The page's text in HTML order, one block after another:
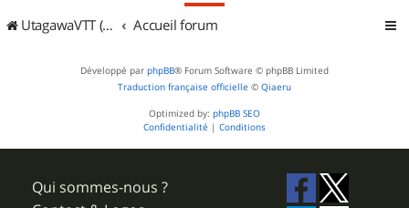
UtagawaVTT (Randos VTT et VTTAE avec traces GPS) Accueil forum
Développé par phpBB® Forum Software © phpBB Limited
Traduction française officielle © Qiaeru
Optimized by: phpBB SEO
Confidentialité | Conditions
Qui sommes-nous ?